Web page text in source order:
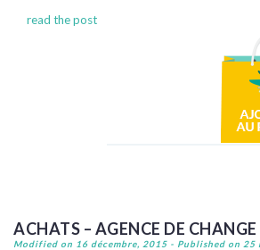
read the post
ACHATS – AGENCE DE
Modified on 16 décembre, 2015 - Published on 25